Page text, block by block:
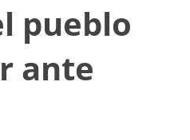
pueblo
ante